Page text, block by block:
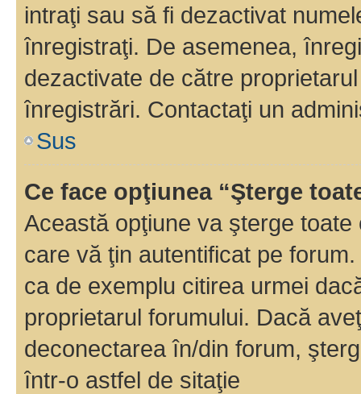
intraţi sau să fi dezactivat
înregistraţi. De asemenea,
dezactivate de către
înregistrări. Contactaţi un
Sus
Ce face opţiunea “Şterge
Această opţiune va şterge
care vă ţin autentificat pe
ca de exemplu citirea urmei
proprietarul forumului. Dacă
deconectarea în/din forum,
într-o astfel de sitaţie